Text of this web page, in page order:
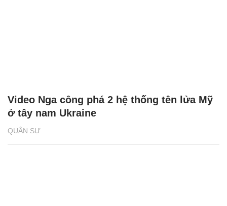
QUÂN SỰ
Video Nga công phá 2 hệ thống tên lửa Mỹ
ở tây nam Ukraine